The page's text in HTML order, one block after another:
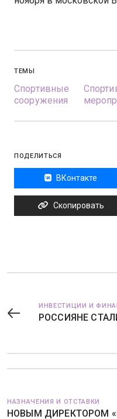
ТЕМЫ
Спортивные
сооружения
ПОДЕЛИТЬСЯ
ВКонтакте
Скопировать
ИНВЕСТИЦИИ И
РОССИЯНЕ
НАЗНАЧЕНИЯ И ОТСТАВКИ
НОВЫМ ДИРЕКТОРОМ